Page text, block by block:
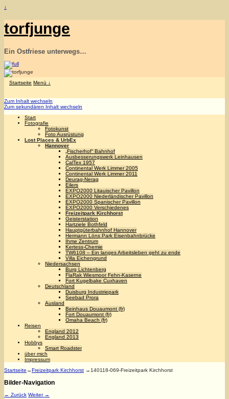
↓
torfjunge
Ein Ostfriese unterwegs…
Startseite Menü ↓
Zum Inhalt wechseln
Zum sekundären Inhalt wechseln
Start
Fotografie
Fotokunst
Foto Ausrüstung
Lost Places & UrbEx
Hannover
„Fischerhof“ Bahnhof
Ausbesserungswerk Leinhausen
CalTex 1957
Continental Werk Limmer 2005
Continental Werk Limmer 2011
Deurag-Nerag
Eilers
EXPO2000 Litauischer Pavillon
EXPO2000 Niederländischer Pavillon
EXPO2000 Spanischer Pavillon
EXPO2000 Verschiedenes
Freizeitpark Kirchhorst
Geisterstation
Hartziele Bothfeld
Hauptgüterbahnhof Hannover
Hermann Löns Park Eisenbahnbrücke
Ihme Zentrum
Kertess-Chemie
TW6108 – Ein langes Arbeitsleben geht zu ende
Villa Eichengrund
Niedersachsen
Burg Lichtenberg
FlaRak Wiesmoor Fehn-Kaserne
Fort Kugelbake Cuxhaven
Deutschland
Duisburg Industriepark
Seebad Prora
Ausland
Beinhaus Douaumont (fr)
Fort Douaumont (fr)
Omaha Beach (fr)
Reisen
England 2012
England 2013
Hobbys
Smart Roadster
über mich
Impressum
Startseite →Freizeitpark Kirchhorst →140118-069-Freizeitpark Kirchhorst
Bilder-Navigation
← Zurück Weiter →